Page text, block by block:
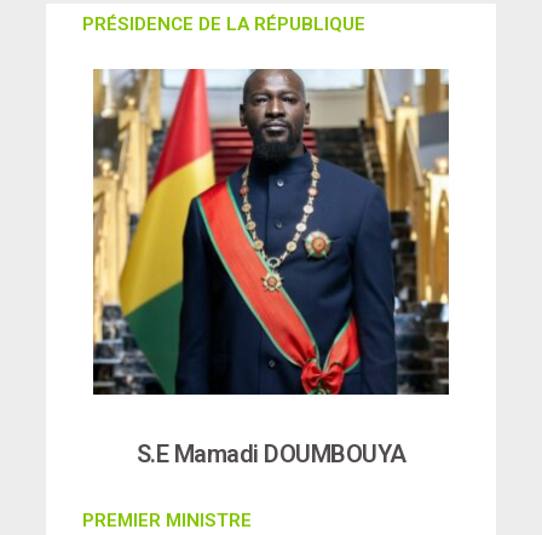
PRÉSIDENCE DE LA RÉPUBLIQUE
S.E Mamadi DOUMBOUYA
PREMIER MINISTRE